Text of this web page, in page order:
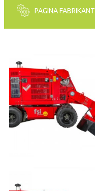
PAGINA FABRIKANT